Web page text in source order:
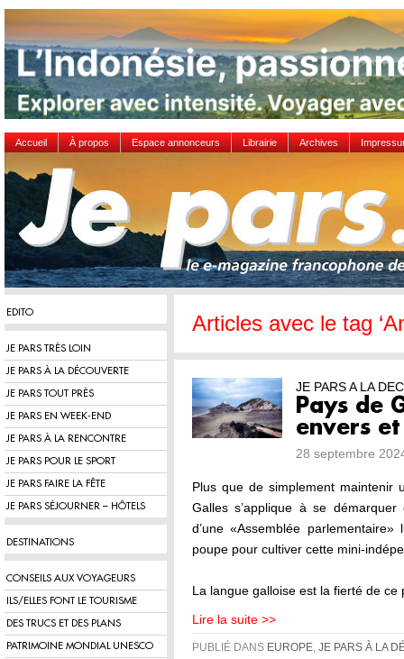
Accueil À propos Espace annonceurs Librairie Archives
EDITO
JE PARS TRÈS LOIN
JE PARS À LA DÉCOUVERTE
JE PARS TOUT PRÈS
JE PARS EN WEEK-END
JE PARS À LA RENCONTRE
JE PARS POUR LE SPORT
JE PARS FAIRE LA FÊTE
JE PARS SÉJOURNER – HÔTELS
DESTINATIONS
CONSEILS AUX VOYAGEURS
ILS/ELLES FONT LE TOURISME
DES TRUCS ET DES PLANS
PATRIMOINE MONDIAL UNESCO
Articles avec le tag
JE PARS A LA
Pays de
envers
28 septembre
Plus que de simplement maintenir
Galles s’applique à se démarquer
d’une «Assemblée
poupe pour cultiver cette mini-
La langue galloise est la fierté de
Lire la suite >>
PUBLIÉ DANS EUROPE JE PARS À LA